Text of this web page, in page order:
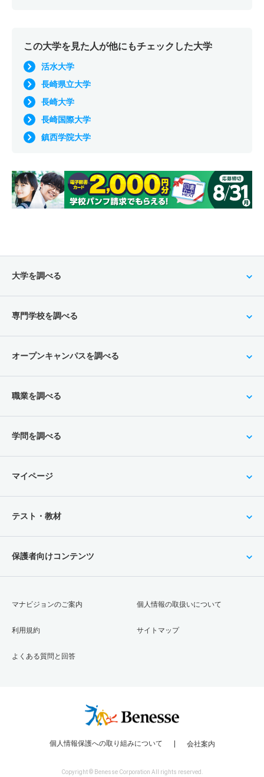
この大学を見た人が他にもチェックした大学
活水大学
長崎県立大学
長崎大学
長崎国際大学
鎮西学院大学
大学を調べる
専門学校を調べる
オープンキャンパスを調べる
職業を調べる
学問を調べる
マイページ
テスト・教材
保護者向けコンテンツ
マナビジョンのご案内
利用規約
よくある質問と回答
個人情報の取扱いについて
サイトマップ
個人情報保護への取り組みについて 会社案内
Copyright © Benesse Corporation All rights reserved.